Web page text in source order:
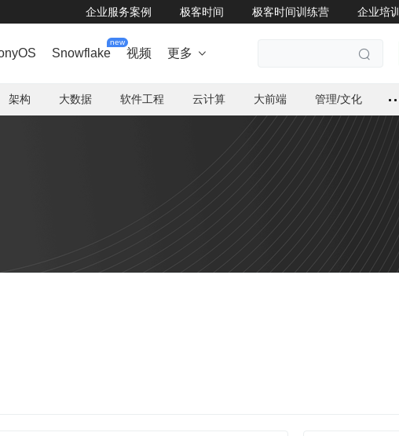
企业服务案例 极客时间 极客时间训练营 企业培训
Snowflake
new
视频 更多  
架构 大数据 软件工程 云计算 大前端 管理/文化